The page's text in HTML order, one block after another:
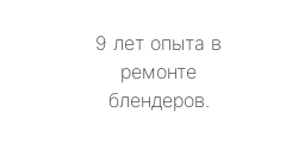
9 лет опыта в
ремонте
блендеров.